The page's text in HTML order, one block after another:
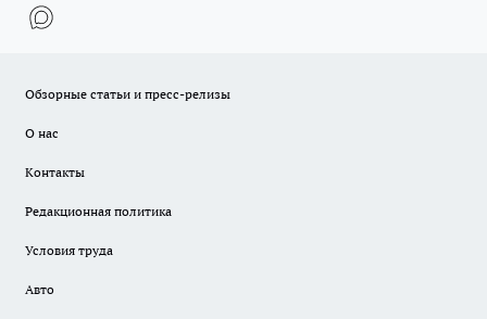
Обзорные статьи и пресс-релизы
О нас
Контакты
Редакционная политика
Условия труда
Авто